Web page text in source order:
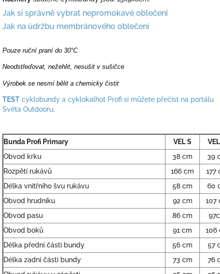
Jak si správně vybrat nepromokavé oblečení
Jak na údržbu membránového oblečení
Pouze ruční praní do 30°C
Neodstřeďovat, nežehlit, nesušit v sušičce
Výrobek se nesmí bělit a chemicky čistit
TEST cyklobundy a cyklokalhot Profi si můžete přečíst na portálu
Světa Outdooru.
Bunda Profi Primary VEL S
Obvod krku
38 cm
39
Rozpětí rukávů
166 cm
177
Délka vnitřního švu rukávu
58 cm
60
Obvod hrudníku
92 cm
107
Obvod pasu
86 cm
Obvod boků
91 cm
106
Délka přední části bundy
56 cm
57
Délka zadní části bundy
73 cm
76